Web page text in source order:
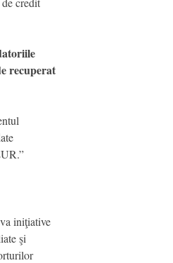
recuperat
iniţiative
şi